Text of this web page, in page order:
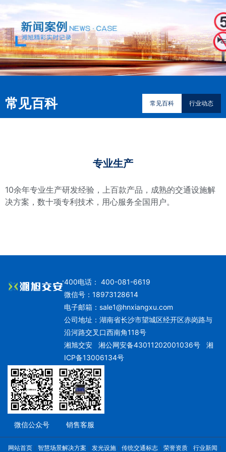
常见百科 常见百科 行业动态
专业生产
10余年专业生产研发经验，上百款产品，成熟的交通设施解
决方案，数十项专利技术，用心服务全国用户。
400电话： 400-081-6619
微信号：18973128614
电子邮箱： sale1@hnxiangxu.com
公司地址：湖南省长沙市望城区经开区赤岗路与
沿河路交叉口西南角118号
湘旭交安湘公网安备43011202001036号
湘
ICP备13006134号
微信公众号 销售客服
网站首页 智慧场景解决方案 发光设施 传统交通标志 荣誉资质 行业新闻